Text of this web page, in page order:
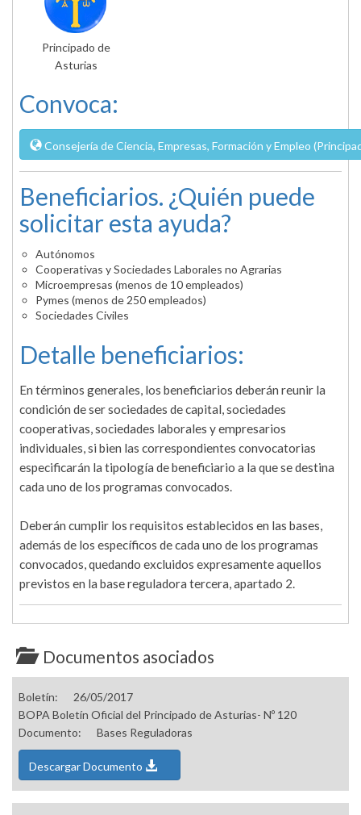
Principado de
Asturias
Convoca:
Consejería de Ciencia, Empresas, Formación y Empleo
Beneficiarios. ¿Quién puede
solicitar esta ayuda?
Autónomos
Cooperativas y Sociedades Laborales no Agrarias
Microempresas (menos de 10 empleados)
Pymes (menos de 250 empleados)
Sociedades Civiles
Detalle beneficiarios:
En términos generales, los beneficiarios deberán reunir la
condición de ser sociedades de capital, sociedades
cooperativas, sociedades laborales y empresarios
individuales, si bien las correspondientes convocatorias
especificarán la tipología de beneficiario a la que se destina
cada uno de los programas convocados.
Deberán cumplir los requisitos establecidos en las bases,
además de los específicos de cada uno de los programas
convocados, quedando excluidos expresamente aquellos
previstos en la base reguladora tercera, apartado 2.
Documentos asociados
Boletín:
26/05/2017
BOPA Boletín Oficial del Principado de Asturias- Nº 120
Documento:
Bases Reguladoras
Descargar Documento